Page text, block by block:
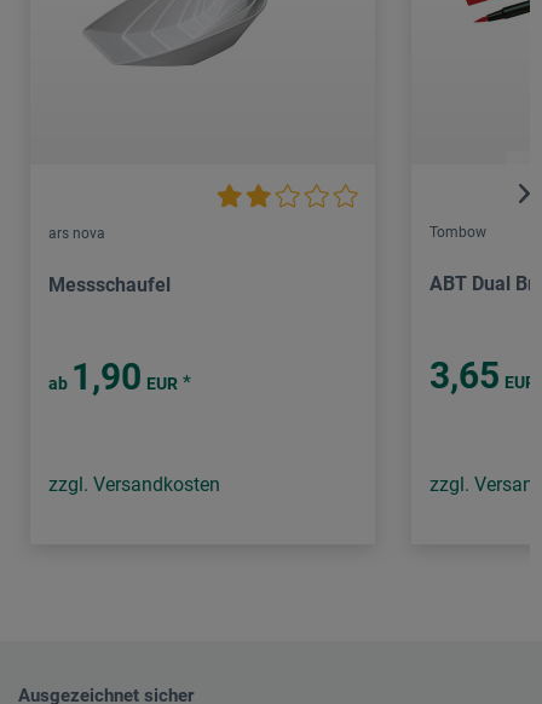
ars nova
Messschaufel
ab 1,90 EUR *
zzgl. Versandkosten
Tombow
ABT Dual
3,65 EUR
zzgl.
Ausgezeichnet sicher